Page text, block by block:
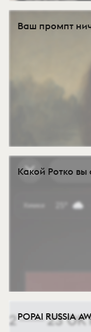
Ваш промпт
Какой Ротко вы
POPAI RUSSIA